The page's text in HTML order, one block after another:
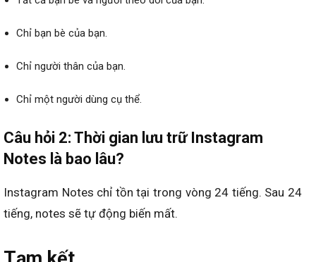
Chỉ bạn bè của bạn.
Chỉ người thân của bạn.
Chỉ một người dùng cụ thể.
Câu hỏi 2: Thời gian lưu trữ Instagram
Notes là bao lâu?
Instagram Notes chỉ tồn tại trong vòng 24 tiếng. Sau 24
tiếng, notes sẽ tự động biến mất.